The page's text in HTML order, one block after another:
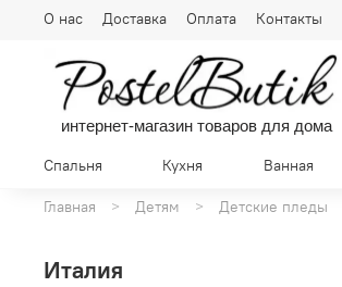
О нас Доставка Оплата Контакты
интернет-магазин товаров для дома
Спальня Кухня Ванная
Главная Детям Детские пледы
Италия